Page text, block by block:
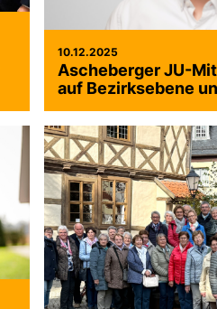
10.12.2025
Ascheberger JU-
auf Bezirksebene